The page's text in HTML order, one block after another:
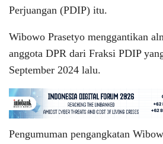
Perjuangan (PDIP) itu.
Wibowo Prasetyo menggantikan
anggota DPR dari Fraksi PDIP
September 2024 lalu.
Pengumuman pengangkatan